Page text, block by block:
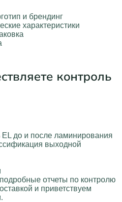
и брендинг
характеристики
контроль
до и после ламинирования
выходной
отчеты по контролю
и приветствуем